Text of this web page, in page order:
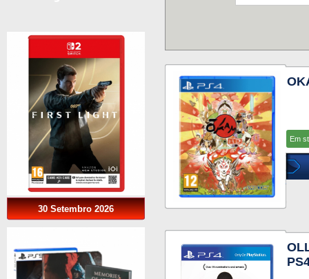
30 Setembro 2026
Em